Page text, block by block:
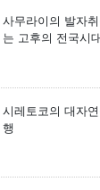
사무라이의 발자
는 고후의 전국시
시레토코의 대자
행